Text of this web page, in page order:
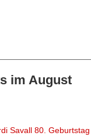
im August
Savall 80. Geburtstag